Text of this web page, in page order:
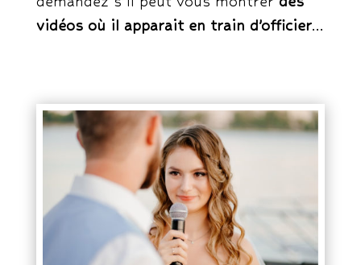
vidéos où il apparait en train d’officier…